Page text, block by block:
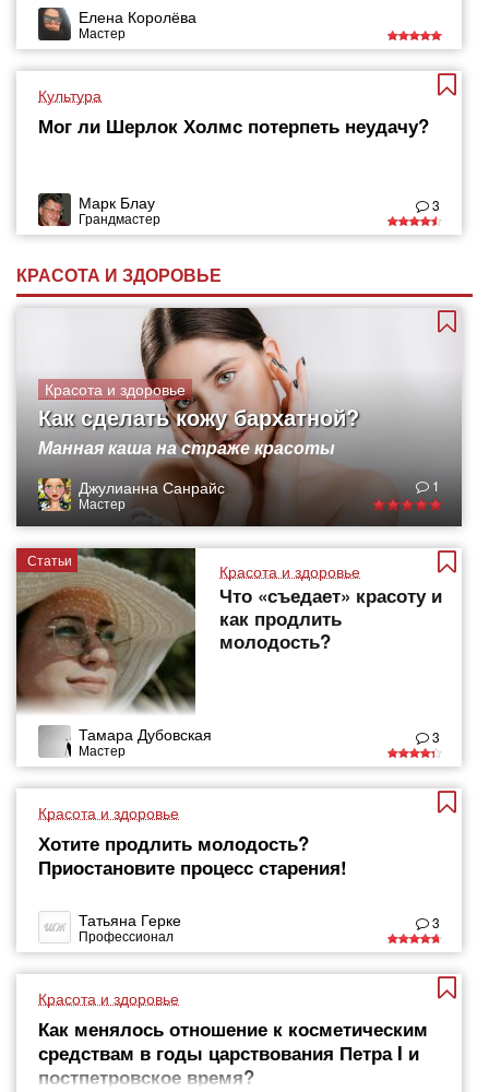
Елена Королёва
Мастер
Культура
Мог ли Шерлок Холмс потерпеть неудачу?
Марк Блау
Грандмастер
3
КРАСОТА И ЗДОРОВЬЕ
Красота и здоровье
Как сделать кожу бархатной?
Манная каша на страже красоты
Джулианна Санрайс
Мастер
1
Статьи
Красота и здоровье
Что «съедает» красоту и
как продлить
молодость?
Тамара Дубовская
Мастер
3
Красота и здоровье
Хотите продлить молодость?
Приостановите процесс старения!
Татьяна Герке
Профессионал
3
Красота и здоровье
Как менялось отношение к косметическим
средствам в годы царствования Петра I и
постпетровское время?